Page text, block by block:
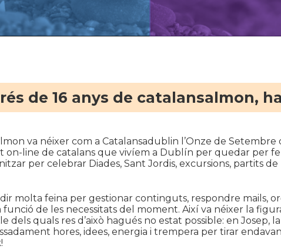
de 16 anys de catalansalmon,
va néixer com a Catalansadublin l’Onze de
on-line de catalans que vivíem a Dublín per quedar per
per celebrar Diades, Sant Jordis, excursions, partits
molta feina per gestionar continguts, respondre mails,
funció de les necessitats del moment. Així va néixer la
dels quals res d’això hagués no estat possible: en Josep,
hores, idees, energia i trempera per tirar